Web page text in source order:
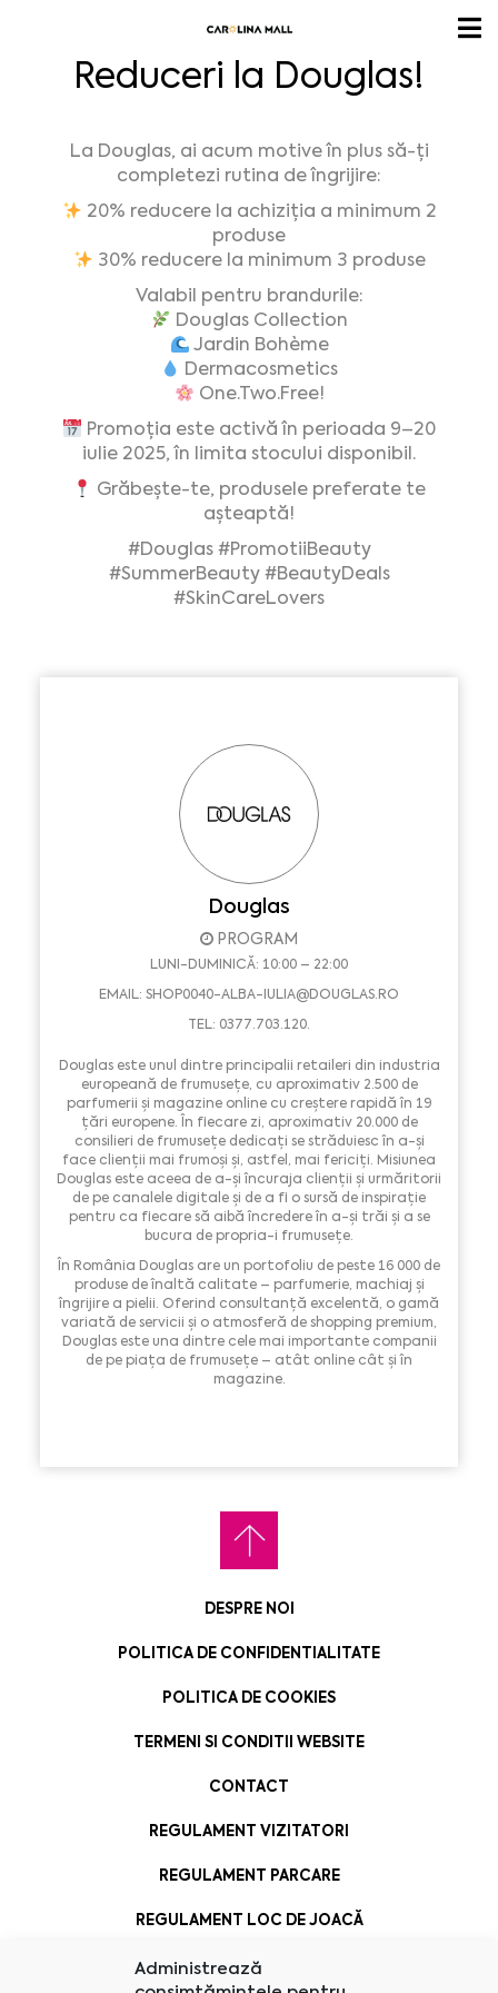
Administrează
Reduceri la Douglas!
La Douglas, ai acum motive în plus să-ți
completezi rutina de îngrijire:
20% reducere la achiziția a minimum 2
produse
30% reducere la minimum 3 produse
Valabil pentru brandurile:
Douglas Collection
Jardin Bohème
Dermacosmetics
One.Two.Free!
Promoția este activă în perioada 9–20
iulie 2025, în limita stocului disponibil.
Grăbește-te, produsele preferate te
așteaptă!
#Douglas #PromotiiBeauty
#SummerBeauty #BeautyDeals
#SkinCareLovers
Douglas
PROGRAM
LUNI-DUMINICĂ: 10:00 – 22:00
EMAIL: SHOP0040-ALBA-IULIA@DOUGLAS.RO
TEL: 0377.703.120.
Douglas este unul dintre principalii retaileri din industria
europeană de frumusețe, cu aproximativ 2.500 de
parfumerii și magazine online cu creștere rapidă în 19
țări europene. În fiecare zi, aproximativ 20.000 de
consilieri de frumusețe dedicați se străduiesc în a-și
face clienții mai frumoși și, astfel, mai fericiți. Misiunea
Douglas este aceea de a-și încuraja clienții și urmăritorii
de pe canalele digitale și de a fi o sursă de inspirație
pentru ca fiecare să aibă încredere în a-și trăi și a se
bucura de propria-i frumusețe.
În România Douglas are un portofoliu de peste 16 000 de
produse de înaltă calitate – parfumerie, machiaj și
îngrijire a pielii. Oferind consultanță excelentă, o gamă
variată de servicii și o atmosferă de shopping premium,
Douglas este una dintre cele mai importante companii
de pe piața de frumusețe – atât online cât și în
magazine.
DESPRE NOI
POLITICA DE CONFIDENTIALITATE
POLITICA DE COOKIES
TERMENI SI CONDITII WEBSITE
CONTACT
REGULAMENT VIZITATORI
REGULAMENT PARCARE
REGULAMENT LOC DE JOACĂ